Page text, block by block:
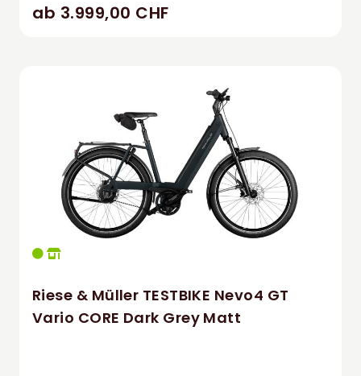
ab 3.999,00 CHF
Riese & Müller TESTBIKE Nevo4 GT
Vario CORE Dark Grey Matt